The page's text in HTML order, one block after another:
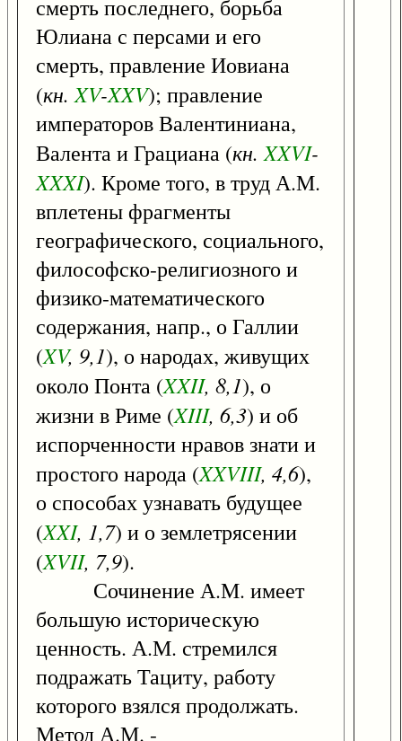
смерть последнего, борьба
Юлиана с персами и его
смерть, правление Иовиана
(кн. XV-XXV); правление
императоров Валентиниана,
Валента и Грациана (кн. XXVI-
XXXI). Кроме того, в труд А.М.
вплетены фрагменты
географического, социального,
философско-религиозного и
физико-математического
содержания, напр., о Галлии
(XV, 9,1), о народах, живущих
около Понта (XXII, 8,1), о
жизни в Риме (XIII, 6,3) и об
испорченности нравов знати и
простого народа (XXVIII, 4,6),
о способах узнавать будущее
(XXI, 1,7) и о землетрясении
(XVII, 7,9).
Сочинение А.М. имеет
большую историческую
ценность. А.М. стремился
подражать Тациту, работу
которого взялся продолжать.
Метод А.М. -